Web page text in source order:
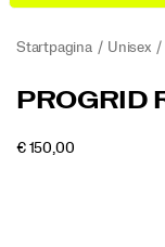
Startpagina Unisex
<p>Originally
2008
https://
PROGRID
€ 150,00OUTOFSTOCK